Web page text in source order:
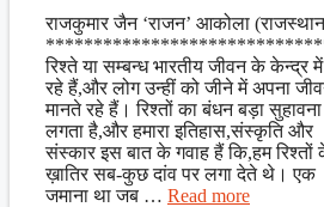
राजकुमार जैन ‘राजन’ आकोला
रिश्ते या सम्बन्ध भारतीय जीवन के केन्द्र में
रहे हैं,और लोग उन्हीं को जीने में अपना
मानते रहे हैं। रिश्तों का बंधन बड़ा सुहावना
लगता है,और हमारा इतिहास,संस्कृति और
संस्कार इस बात के गवाह हैं कि,हम रिश्तों
ख़ातिर सब-कुछ दांव पर लगा देते थे। एक
जमाना था जब … Read more